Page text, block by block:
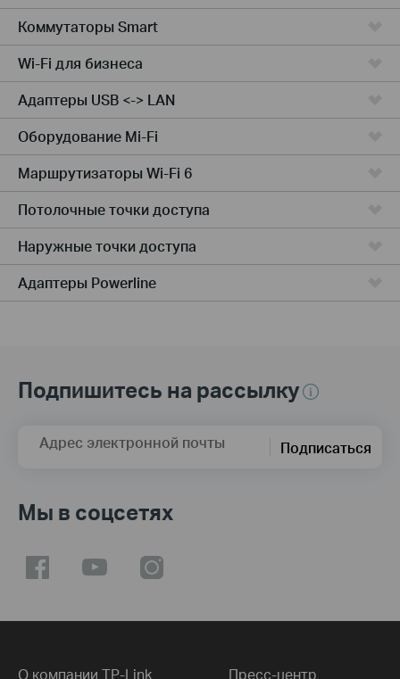
Коммутаторы Smart
Wi-Fi для бизнеса
Адаптеры USB <-> LAN
Оборудование Mi-Fi
Маршрутизаторы Wi-Fi 6
Потолочные точки доступа
Наружные точки доступа
Адаптеры Powerline
Подпишитесь на рассылку
Адрес электронной почты Подписаться
Мы в соцсетях
О компании TP-Link Пресс-центр